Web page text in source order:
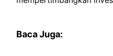
Baca Juga: